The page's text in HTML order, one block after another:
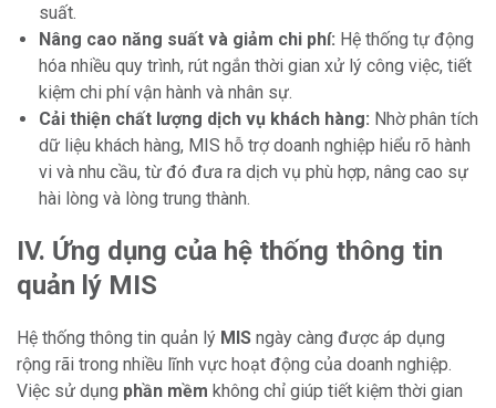
suất.
Nâng cao năng suất và giảm chi phí: Hệ thống tự động
hóa nhiều quy trình, rút ngắn thời gian xử lý công việc, tiết
kiệm chi phí vận hành và nhân sự.
Cải thiện chất lượng dịch vụ khách hàng: Nhờ phân tích
dữ liệu khách hàng, MIS hỗ trợ doanh nghiệp hiểu rõ hành
vi và nhu cầu, từ đó đưa ra dịch vụ phù hợp, nâng cao sự
hài lòng và lòng trung thành.
IV. Ứng dụng của hệ thống thông tin
quản lý MIS
Hệ thống thông tin quản lý MIS ngày càng được áp dụng
rộng rãi trong nhiều lĩnh vực hoạt động của doanh nghiệp.
Việc sử dụng phần mềm không chỉ giúp tiết kiệm thời gian